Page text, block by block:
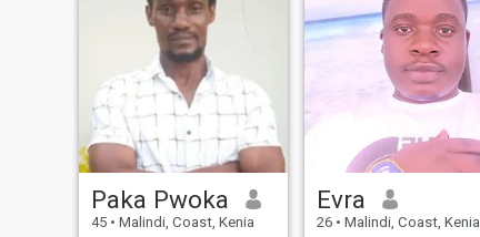
Paka Pwoka
45 • Malindi, Coast, Kenia
Evra
26 • Malindi, Coast, Kenia